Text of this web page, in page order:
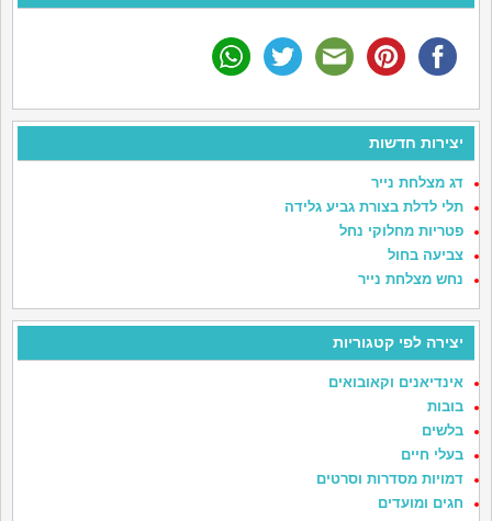
יצירות חדשות
דג מצלחת נייר
תלי לדלת בצורת גביע גלידה
פטריות מחלוקי נחל
צביעה בחול
נחש מצלחת נייר
יצירה לפי קטגוריות
אינדיאנים וקאובואים
בובות
בלשים
בעלי חיים
דמויות מסדרות וסרטים
חגים ומועדים